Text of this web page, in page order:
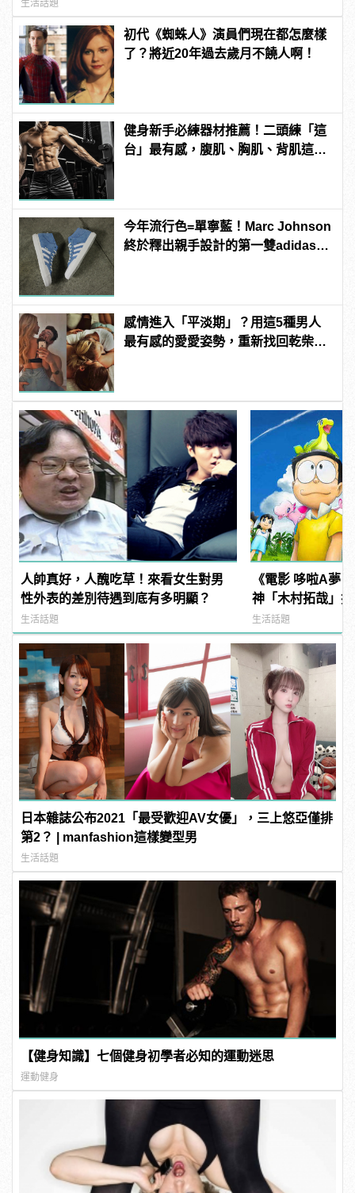
生活話題
初代《蜘蛛人》演員們現在都怎麼樣
了？將近20年過去歲月不饒人啊！
健身新手必練器材推薦！二頭練「這
台」最有感，腹肌、胸肌、背肌這樣
今年流行色=單寧藍！Marc Johnson
終於釋出親手設計的第一雙adidas滑
感情進入「平淡期」？用這5種男人
最有感的愛愛姿勢，重新找回乾柴烈
人帥真好，人醜吃草！來看女生對男
性外表的差別待遇到底有多明顯？
生活話題
《電影 哆啦A夢
神「木村拓哉」
直美」共同獻聲！
生活話題
日本雜誌公布2021「最受歡迎AV女優」，三上悠亞僅排
第2？ | manfashion這樣變型男
生活話題
【健身知識】七個健身初學者必知的運動迷思
運動健身